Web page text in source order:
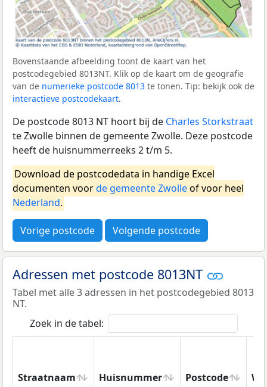
Bovenstaande afbeelding toont de kaart van het
postcodegebied 8013NT. Klik op de kaart om de geografie
van de numerieke postcode 8013 te tonen. Tip: bekijk ook de
interactieve postcodekaart.
De postcode 8013 NT hoort bij de Charles Storkstraat
te Zwolle binnen de gemeente Zwolle. Deze postcode
heeft de huisnummerreeks 2 t/m 5.
Download de postcodedata in handige Excel
documenten voorde gemeente Zwolleof voor heel
Nederland.
Vorige postcode Volgende postcode
Adressen met postcode 8013NT
Tabel met alle 3 adressen in het postcodegebied 8013
NT.
Zoek in de tabel:
Straatnaam Huisnummer Postcode